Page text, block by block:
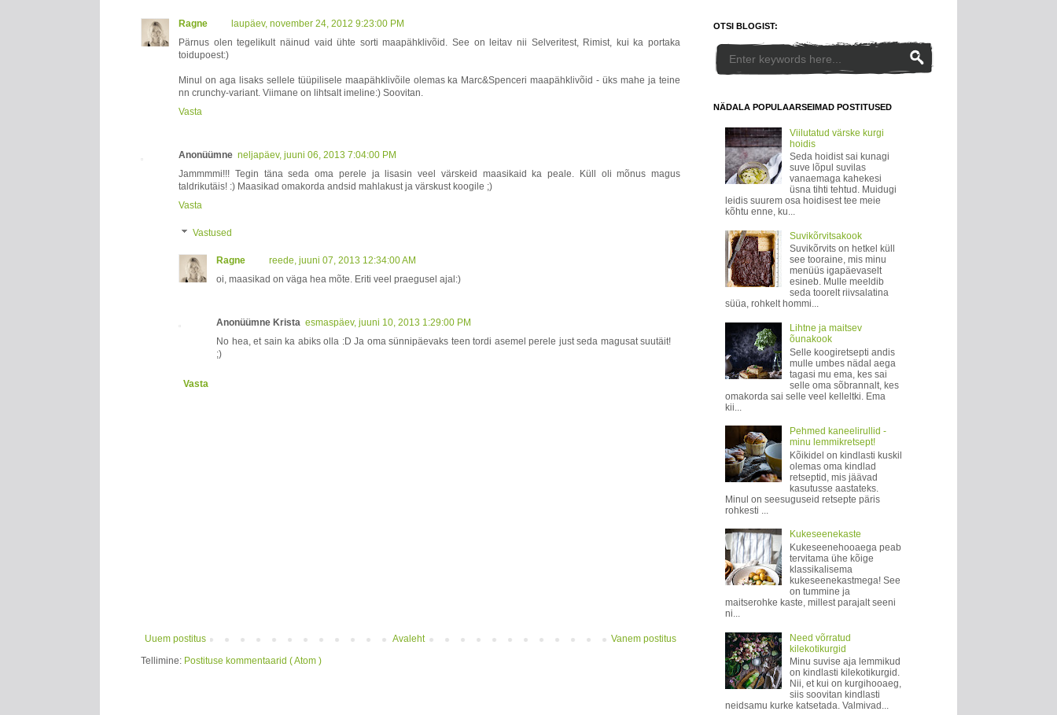
Ragne
laupäev, november 24, 2012 9:23:00 PM
Pärnus olen tegelikult näinud vaid ühte sorti maapähklivõid. See on leitav nii Selveritest, Rimist, kui ka portaka
toidupoest:)
Minul on aga lisaks sellele tüüpilisele maapähklivõile olemas ka Marc&Spenceri maapähklivõid - üks mahe ja teine
nn crunchy-variant. Viimane on lihtsalt imeline:) Soovitan.
Vasta
Anonüümne neljapäev, juuni 06, 2013 7:04:00 PM
Jammmmi!!! Tegin täna seda oma perele ja lisasin veel värskeid maasikaid ka peale. Küll oli mõnus magus
taldrikutäis! :) Maasikad omakorda andsid mahlakust ja värskust koogile ;)
Vasta
Vastused
Ragne
reede, juuni 07, 2013 12:34:00 AM
oi, maasikad on väga hea mõte. Eriti veel praegusel ajal:)
Anonüümne Krista esmaspäev, juuni 10, 2013 1:29:00 PM
No hea, et sain ka abiks olla :D Ja oma sünnipäevaks teen tordi asemel perele just seda magusat suutäit!
;)
Vasta
Uuem postitus Vanem postitus
Avaleht
Tellimine: Postituse kommentaarid ( Atom )
OTSI BLOGIST:
NÄDALA POPULAARSEIMAD POSTITUSED
Viilutatud värske kurgi
hoidis
Seda hoidist sai kunagi
suve lõpul suvilas
vanaemaga kahekesi
üsna tihti tehtud. Muidugi
leidis suurem osa hoidisest tee meie
kõhtu enne, ku...
Suvikõrvitsakook
Suvikõrvits on hetkel küll
see tooraine, mis minu
menüüs igapäevaselt
esineb. Mulle meeldib
seda toorelt riivsalatina
süüa, rohkelt hommi...
Lihtne ja maitsev
õunakook
Selle koogiretsepti andis
mulle umbes nädal aega
tagasi mu ema, kes sai
selle oma sõbrannalt, kes
omakorda sai selle veel kelleltki. Ema
kii...
Pehmed kaneelirullid -
minu lemmikretsept!
Kõikidel on kindlasti kuskil
olemas oma kindlad
retseptid, mis jäävad
kasutusse aastateks.
Minul on seesuguseid retsepte päris
rohkesti ...
Kukeseenekaste
Kukeseenehooaega peab
tervitama ühe kõige
klassikalisema
kukeseenekastmega! See
on tummine ja
maitserohke kaste, millest parajalt seeni
ni...
Need võrratud
kilekotikurgid
Minu suvise aja lemmikud
on kindlasti kilekotikurgid.
Nii, et kui on kurgihooaeg,
siis soovitan kindlasti
neidsamu kurke katsetada. Valmivad...